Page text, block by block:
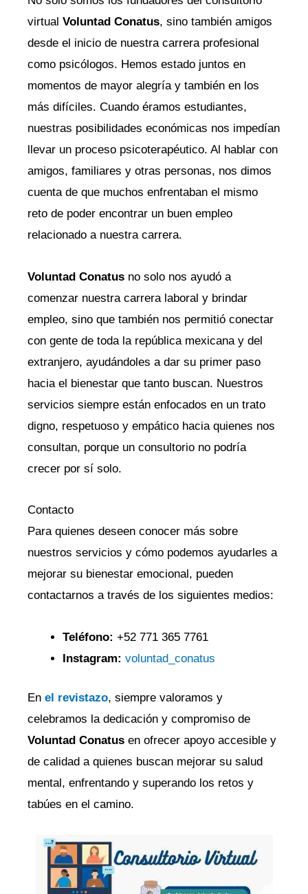
virtual Voluntad Conatus, sino también amigos
desde el inicio de nuestra carrera profesional
como psicólogos. Hemos estado juntos en
momentos de mayor alegría y también en los
más difíciles. Cuando éramos estudiantes,
nuestras posibilidades económicas nos impedían
llevar un proceso psicoterapéutico. Al hablar con
amigos, familiares y otras personas, nos dimos
cuenta de que muchos enfrentaban el mismo
reto de poder encontrar un buen empleo
relacionado a nuestra carrera.
Voluntad Conatus no solo nos ayudó a
comenzar nuestra carrera laboral y brindar
empleo, sino que también nos permitió conectar
con gente de toda la república mexicana y del
extranjero, ayudándoles a dar su primer paso
hacia el bienestar que tanto buscan. Nuestros
servicios siempre están enfocados en un trato
digno, respetuoso y empático hacia quienes nos
consultan, porque un consultorio no podría
crecer por sí solo.
Contacto
Para quienes deseen conocer más sobre
nuestros servicios y cómo podemos ayudarles a
mejorar su bienestar emocional, pueden
contactarnos a través de los siguientes medios:
Teléfono: +52 771 365 7761
Instagram: voluntad_conatus
En el revistazo, siempre valoramos y
celebramos la dedicación y compromiso de
Voluntad Conatus en ofrecer apoyo accesible y
de calidad a quienes buscan mejorar su salud
mental, enfrentando y superando los retos y
tabúes en el camino.